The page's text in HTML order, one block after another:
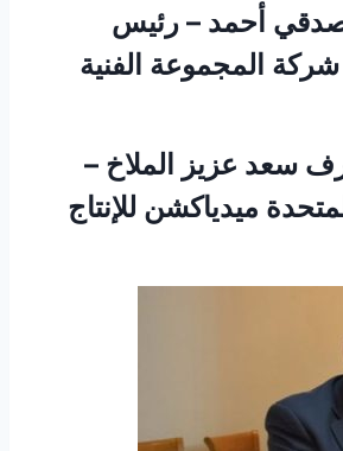
أحمد – رئيس
المجموعة الفنية
سعد عزيز الملاخ –
ميدياكشن للإنتاج